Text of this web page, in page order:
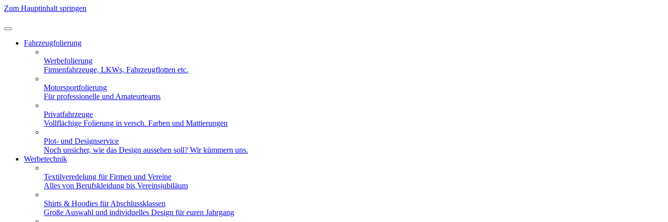
Zum Hauptinhalt springen
Fahrzeugfolierung
Werbefolierung
Firmenfahrzeuge, LKWs, Fahrzeugflotten etc.
Motorsportfolierung
Für professionelle und Amateurteams
Privatfahrzeuge
Vollflächige Folierung in versch. Farben und Mattierungen
Plot- und Designservice
Noch unsicher, wie das Design aussehen soll? Wir kümmern uns.
Werbetechnik
Textilveredelung für Firmen und Vereine
Alles von Berufskleidung bis Vereinsjubiläum
Shirts & Hoodies für Abschlussklassen
Große Auswahl und individuelles Design für euren Jahrgang